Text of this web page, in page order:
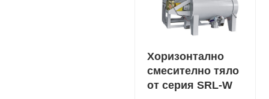
Хоризонтално
смесително тяло
от серия SRL-W